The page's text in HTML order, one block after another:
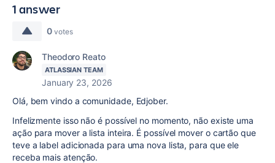
1 answer
0 votes
Theodoro Reato
ATLASSIAN TEAM
January 23, 2026
Olá, bem vindo a comunidade, Edjober.
Infelizmente isso não é possível no momento, não existe uma
ação para mover a lista inteira. É possível mover o cartão que
teve a label adicionada para uma nova lista, para que ele
receba mais atenção.